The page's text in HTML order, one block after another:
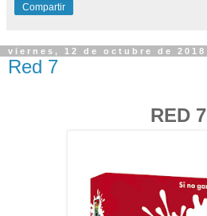
Compartir
viernes, 12 de octubre de 2018
Red 7
RED 7